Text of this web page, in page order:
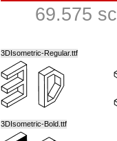
69.575
3DIsometric-Regular.ttf
3DIsometric-Bold.ttf